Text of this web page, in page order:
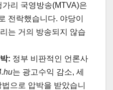
가리 국영방송(MTVA)은
전락했습니다. 야당이
는 거의 방송되지 않습
: 정부 비판적인 언론사
는 광고수익 감소, 세
으로 압박을 받았습니